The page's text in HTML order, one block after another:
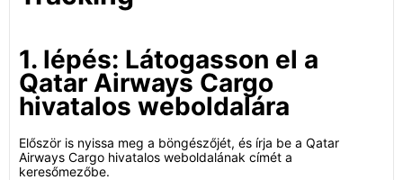
1. lépés: Látogasson el a
Qatar Airways Cargo
hivatalos weboldalára
Először is nyissa meg a böngészőjét, és írja be a Qatar
Airways Cargo hivatalos weboldalának címét a
keresőmezőbe.